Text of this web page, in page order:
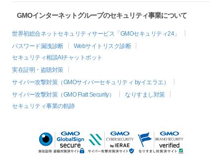
GMOインターネットグループのセキュリティ事業について
世界初総合ネットセキュリティサービス「GMOセキュリティ24」
パスワード漏洩診断
Webサイトリスク診断
セキュリティ相談AIチャットボット
実在証明・盗聴対策
サイバー攻撃対策（GMOサイバーセキュリティ byイエラエ）
サイバー攻撃対策（GMO Flatt Security）
なりすまし対策
セキュリティ事業の軌跡